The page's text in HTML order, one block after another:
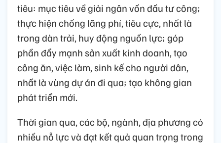
tiêu: mục tiêu về giải ngân vốn đầu tư công;
thực hiện chống lãng phí, tiêu cực, nhất là
trong dàn trải, huy động nguồn lực; góp
phần đẩy mạnh sản xuất kinh doanh, tạo
công ăn, việc làm, sinh kế cho người dân,
nhất là vùng dự án đi qua; tạo không gian
phát triển mới.
Thời gian qua, các bộ, ngành, địa phương có
nhiều nỗ lực và đạt kết quả quan trọng trong